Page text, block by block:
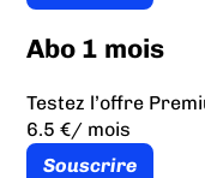
Abo 1 mois
Testez l’offre
6.5 €/ mois
Souscrire